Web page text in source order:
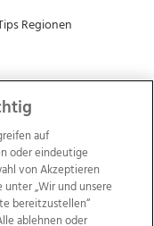
auf
oder eindeutige
von Akzeptieren
„Wir und unsere
bereitzustellen“
ablehnen oder